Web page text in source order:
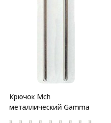
Крючок Mch
металлический Gamma